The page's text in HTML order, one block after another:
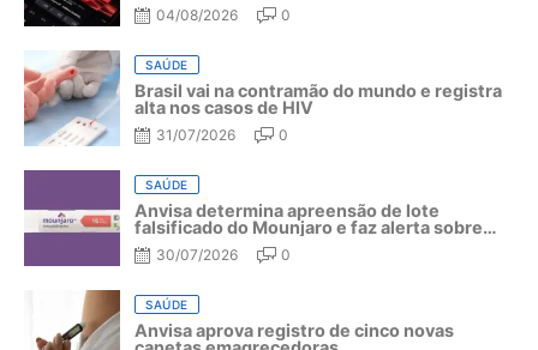
04/08/2026 0
SAÚDE
Brasil vai na contramão do mundo e registra
alta nos casos de HIV
31/07/2026 0
SAÚDE
Anvisa determina apreensão de lote
falsificado do Mounjaro e faz alerta sobre
riscos do medicamento
30/07/2026 0
SAÚDE
Anvisa aprova registro de cinco novas